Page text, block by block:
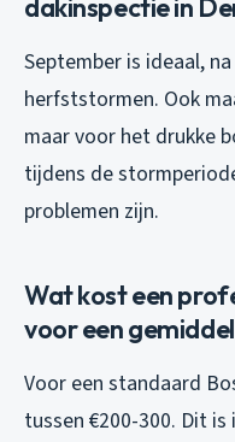
dakinspectie in
September is ideaal,
herfststormen. Ook
maar voor het drukke
tijdens de
problemen zijn.
Wat kost een
voor een
Voor een standaard
tussen €200-300. Dit